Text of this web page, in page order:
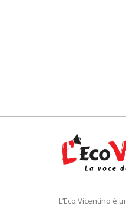
L’Eco Vicentino è